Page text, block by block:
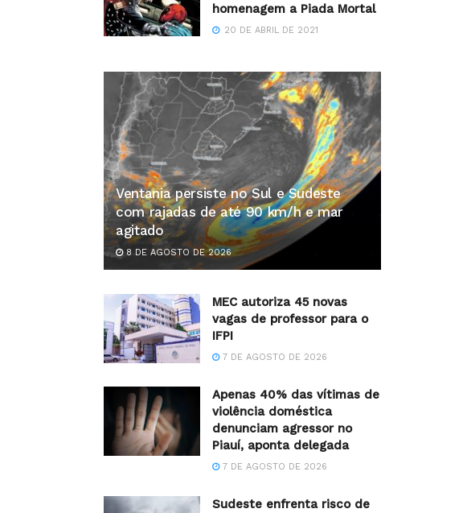
homenagem a Piada Mortal
20 DE ABRIL DE 2021
Ventania persiste no Sul e Sudeste
com rajadas de até 90 km/h e mar
agitado
8 DE AGOSTO DE 2026
MEC autoriza 45 novas
vagas de professor para o
IFPI
7 DE AGOSTO DE 2026
Apenas 40% das vítimas de
violência doméstica
denunciam agressor no
Piauí, aponta delegada
7 DE AGOSTO DE 2026
Sudeste enfrenta risco de